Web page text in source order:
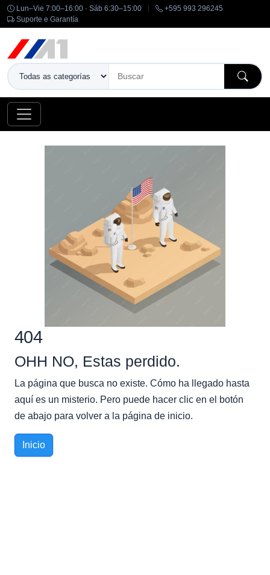
Lun–Vie 7:00–16:00 · Sáb 6:30–15:00
+595 993 296245
Suporte e Garantía
404
OHH NO, Estas perdido.
La página que busca no existe. Cómo ha llegado hasta
aquí es un misterio. Pero puede hacer clic en el botón
de abajo para volver a la página de inicio.
Inicio